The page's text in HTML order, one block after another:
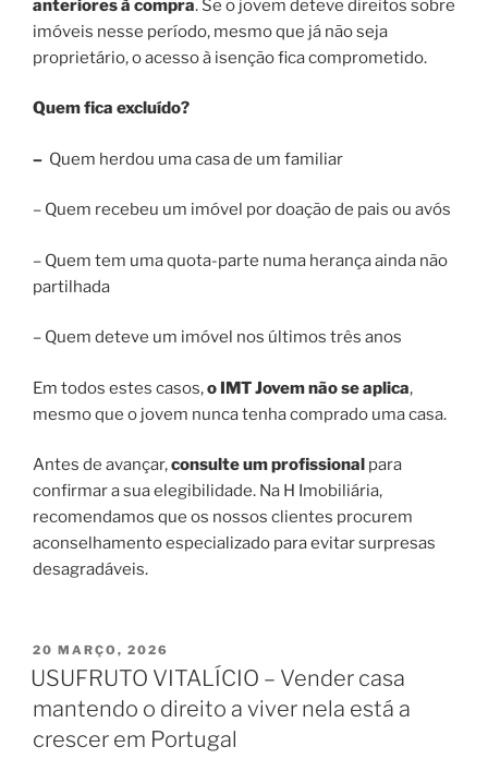
anteriores à compra. Se o jovem deteve direitos sobre
imóveis nesse período, mesmo que já não seja
proprietário, o acesso à isenção fica comprometido.
Quem fica excluído?
– Quem herdou uma casa de um familiar
– Quem recebeu um imóvel por doação de pais ou avós
– Quem tem uma quota-parte numa herança ainda não
partilhada
– Quem deteve um imóvel nos últimos três anos
Em todos estes casos,o IMT Jovem não se aplica,
mesmo que o jovem nunca tenha comprado uma casa.
Antes de avançar,consulte um profissional para
confirmar a sua elegibilidade. Na H Imobiliária,
recomendamos que os nossos clientes procurem
aconselhamento especializado para evitar surpresas
desagradáveis.
PUBLICADO
EM
20 MARÇO, 2026
USUFRUTO VITALÍCIO – Vender casa
mantendo o direito a viver nela está a
crescer em Portugal